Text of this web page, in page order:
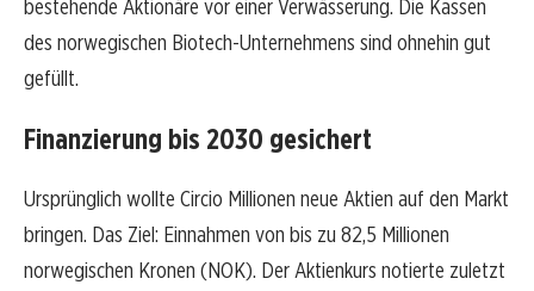
bestehende Aktionäre vor einer Verwässerung. Die Kassen
des norwegischen Biotech-Unternehmens sind ohnehin gut
gefüllt.
Finanzierung bis 2030 gesichert
Ursprünglich wollte Circio Millionen neue Aktien auf den Markt
bringen. Das Ziel: Einnahmen von bis zu 82,5 Millionen
norwegischen Kronen (NOK). Der Aktienkurs notierte zuletzt